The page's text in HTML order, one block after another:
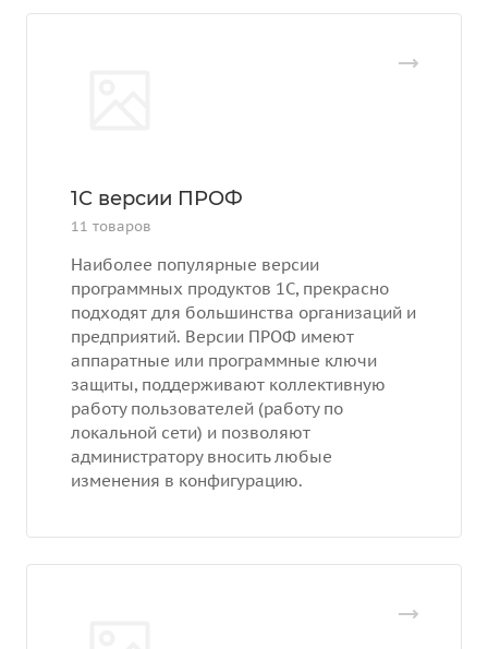
1С версии ПРОФ
11 товаров
Наиболее популярные версии
программных продуктов 1С, прекрасно
подходят для большинства организаций и
предприятий. Версии ПРОФ имеют
аппаратные или программные ключи
защиты, поддерживают коллективную
работу пользователей (работу по
локальной сети) и позволяют
администратору вносить любые
изменения в конфигурацию.